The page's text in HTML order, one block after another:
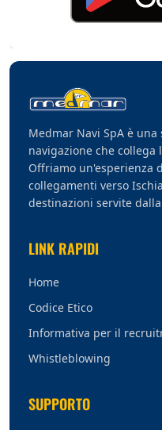
Medmar Navi SpA è
navigazione che collega
Offriamo un'esperienza
collegamenti verso
destinazioni servite
LINK RAPIDI
Home
Codice Etico
Informativa per il
Whistleblowing
SUPPORTO